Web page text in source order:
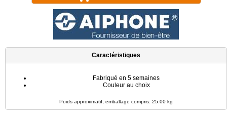
Caractéristiques
Fabriqué en 5 semaines
Couleur au choix
Poids approximatif, emballage compris: 25.00 kg